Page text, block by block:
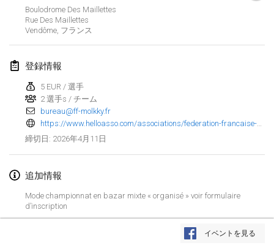
リストを表示
Boulodrome Des Maillettes
Rue Des Maillettes
Vendôme, フランス
登録情報
5 EUR / 選手
2 選手s / チーム
bureau@ff-molkky.fr
締切日 : 2026年4月11日
追加情報
Mode championnat en bazar mixte « organisé » voir formulaire
d’inscription
イベントを見る
2026年2月1日|オーストラリア
Indoor Polish Open 2026 - Doubles
Lazala Indoor Cup ZMGZEG
2026年2月7日|
Indoor Polish Open 2026 - Singles
2026年2月8日| ポーランド
StranaMölkky
2026年2月14日
GB Master